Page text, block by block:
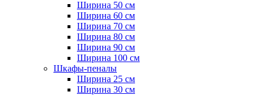
Ширина 50 см
Ширина 60 см
Ширина 70 см
Ширина 80 см
Ширина 90 см
Ширина 100 см
Шкафы-пеналы
Ширина 25 см
Ширина 30 см